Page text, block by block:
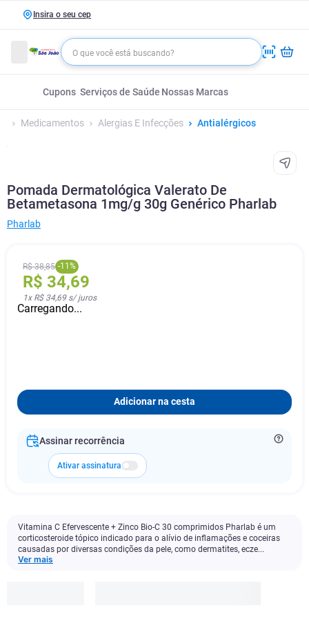
Insira o seu cep
Cupons Serviços de Saúde Nossas Marcas
Medicamentos Alergias E Infecções Antialérgicos
Pomada Dermatológica Valerato De
Betametasona 1mg/g 30g Genérico Pharlab
Pharlab
R$ 38,85 -11 %
R$ 34,69
1x R$ 34,69s/ juros
Carregando...
Adicionar na cesta
Assinar recorrência
Ativar assinatura
Vitamina C Efervescente + Zinco Bio-C 30 comprimidos Pharlab é um
corticosteroide tópico indicado para o alívio de inflamações e coceiras
causadas por diversas condições da pele, como dermatites, ecze...
Ver mais